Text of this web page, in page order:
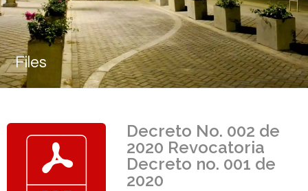
Files
Decreto No. 002 de
2020 Revocatoria
Decreto no. 001 de
2020